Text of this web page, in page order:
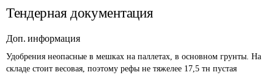
Тендерная документация
Доп. информация
Удобрения неопасные в мешках на паллетах, в основном грунты. На
складе стоит весовая, поэтому рефы не тяжелее 17,5 тн пустая